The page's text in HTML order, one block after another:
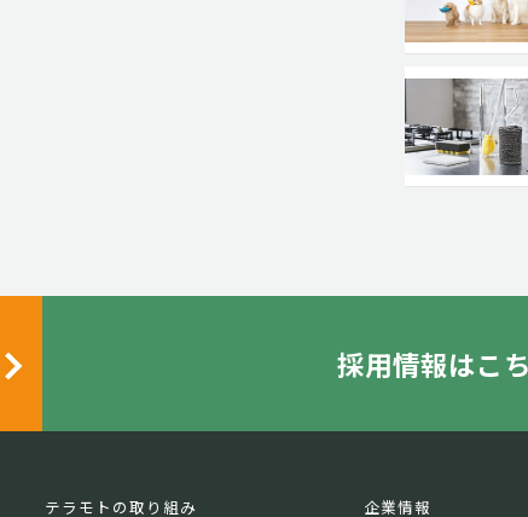
採用情報はこ
テラモトの取り組み 企業情報